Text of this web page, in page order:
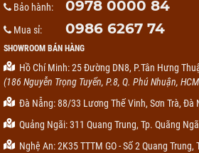
Bảo hành: 0978 0000 84
Mua sỉ: 0986 6267 74
SHOWROOM BÁN HÀNG
Hồ Chí Minh: 25 Đường DN8, P.Tân Hưng
(186 Nguyễn Trọng Tuyển, P.8, Q. Phú Nhuận,
Đà Nẵng: 88/33 Lương Thế Vinh, Sơn Trà, Đà
Quảng Ngãi: 311 Quang Trung, Tp. Quãng
Nghệ An: 2K35 TTTM GO - Số 2 Quang